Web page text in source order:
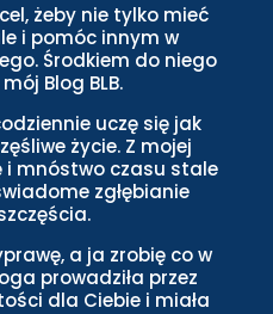
żeby nie tylko mieć
i pomóc innym w
Środkiem do niego
Blog BLB.
uczę się jak
życie. Z mojej
i mnóstwo czasu stale
zgłębianie
a ja zrobię co w
prowadziła przez
dla Ciebie i miała